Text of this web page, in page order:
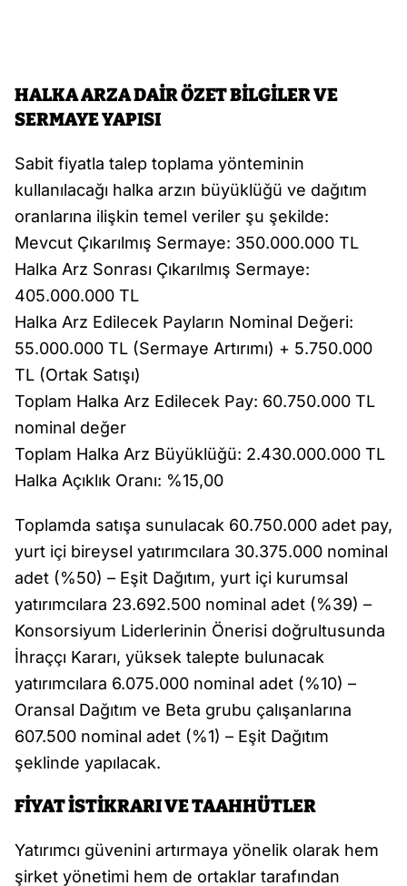
HALKA ARZA DAİR ÖZET BİLGİLER VE
SERMAYE YAPISI
Sabit fiyatla talep toplama yönteminin
kullanılacağı halka arzın büyüklüğü ve dağıtım
oranlarına ilişkin temel veriler şu şekilde:
Mevcut Çıkarılmış Sermaye: 350.000.000 TL
Halka Arz Sonrası Çıkarılmış Sermaye:
405.000.000 TL
Halka Arz Edilecek Payların Nominal Değeri:
55.000.000 TL (Sermaye Artırımı) + 5.750.000
TL (Ortak Satışı)
Toplam Halka Arz Edilecek Pay: 60.750.000 TL
nominal değer
Toplam Halka Arz Büyüklüğü: 2.430.000.000 TL
Halka Açıklık Oranı: %15,00
Toplamda satışa sunulacak 60.750.000 adet pay,
yurt içi bireysel yatırımcılara 30.375.000 nominal
adet (%50) – Eşit Dağıtım, yurt içi kurumsal
yatırımcılara 23.692.500 nominal adet (%39) –
Konsorsiyum Liderlerinin Önerisi doğrultusunda
İhraççı Kararı, yüksek talepte bulunacak
yatırımcılara 6.075.000 nominal adet (%10) –
Oransal Dağıtım ve Beta grubu çalışanlarına
607.500 nominal adet (%1) – Eşit Dağıtım
şeklinde yapılacak.
FİYAT İSTİKRARI VE TAAHHÜTLER
Yatırımcı güvenini artırmaya yönelik olarak hem
şirket yönetimi hem de ortaklar tarafından